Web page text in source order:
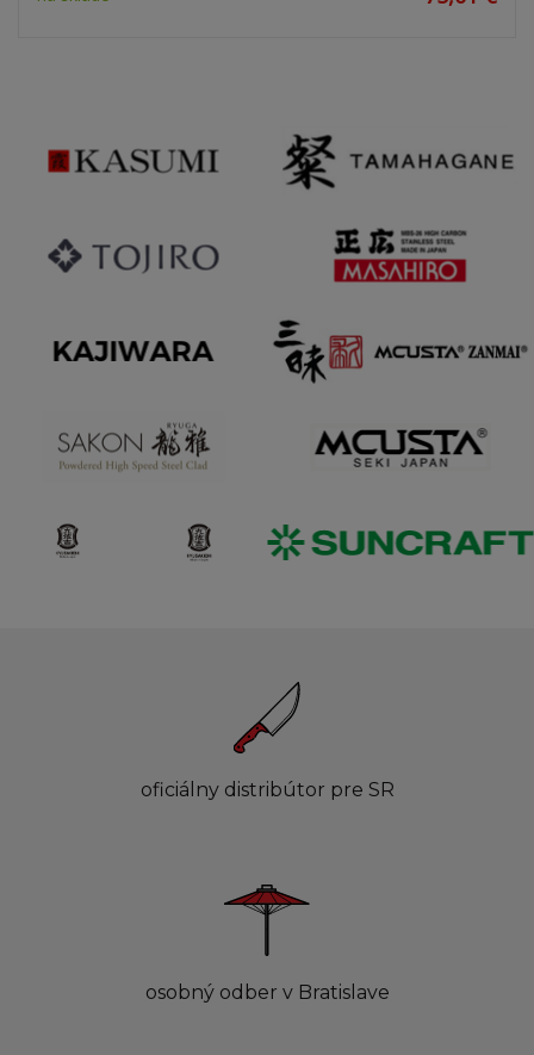
oficiálny distribútor pre SR
osobný odber v Bratislave